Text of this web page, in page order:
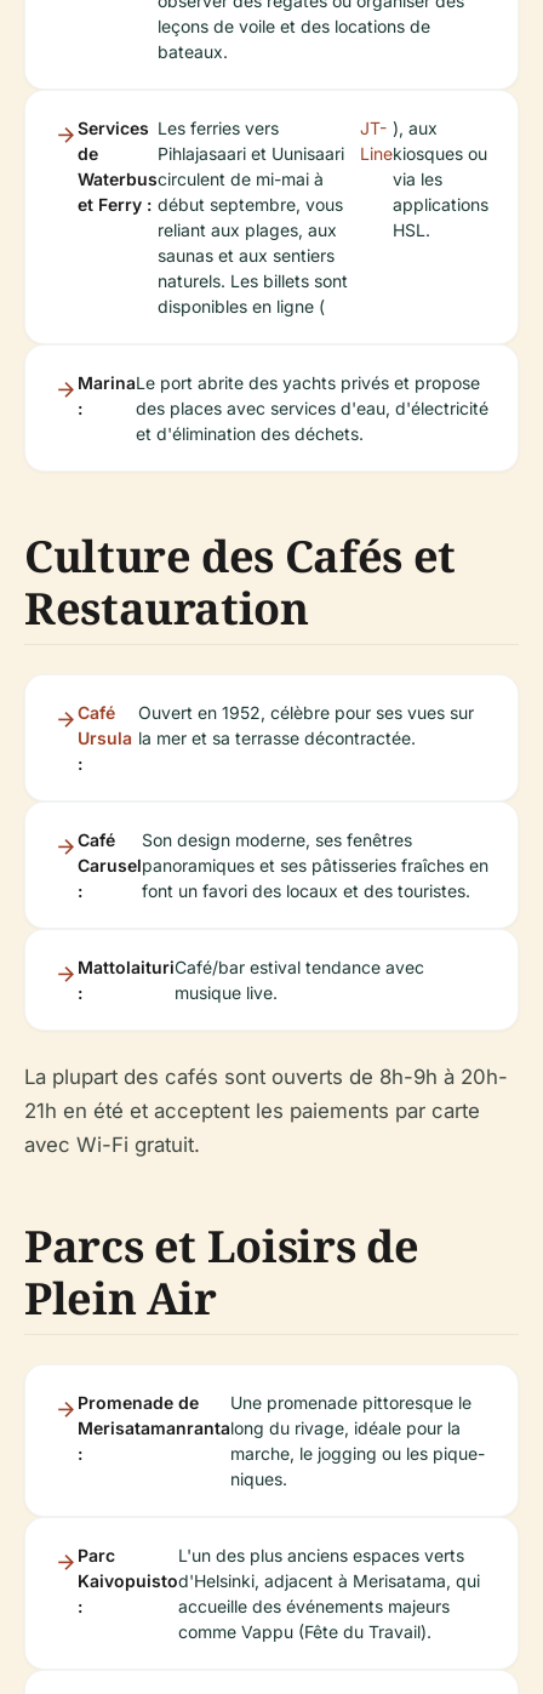
leçons de voile et des locations de
bateaux.
Services
de
Waterbus
et Ferry :
Les ferries vers
Pihlajasaari et Uunisaari
circulent de mi-mai à
début septembre, vous
reliant aux plages, aux
saunas et aux sentiers
naturels. Les billets sont
disponibles en ligne (
JT-
Line
), aux
kiosques ou
via les
applications
HSL.
Marina
:
Le port abrite des yachts privés et propose
des places avec services d'eau, d'électricité
et d'élimination des déchets.
Culture des Cafés et
Restauration
Café
Ursula
:
Ouvert en 1952, célèbre pour ses vues sur
la mer et sa terrasse décontractée.
Café
Carusel
:
Son design moderne, ses fenêtres
panoramiques et ses pâtisseries fraîches en
font un favori des locaux et des touristes.
Mattolaituri
:
Café/bar estival tendance avec
musique live.
La plupart des cafés sont ouverts de 8h-9h à 20h-
21h en été et acceptent les paiements par carte
avec Wi-Fi gratuit.
Parcs et Loisirs de
Plein Air
Promenade de
Merisatamanranta
:
Une promenade pittoresque le
long du rivage, idéale pour la
marche, le jogging ou les pique-
niques.
Parc
Kaivopuisto
:
L'un des plus anciens espaces verts
d'Helsinki, adjacent à Merisatama, qui
accueille des événements majeurs
comme Vappu (Fête du Travail).